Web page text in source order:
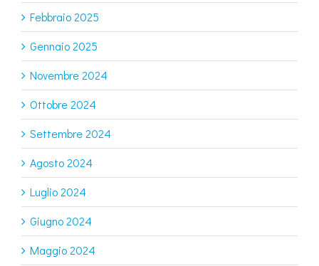
Febbraio 2025
Gennaio 2025
Novembre 2024
Ottobre 2024
Settembre 2024
Agosto 2024
Luglio 2024
Giugno 2024
Maggio 2024